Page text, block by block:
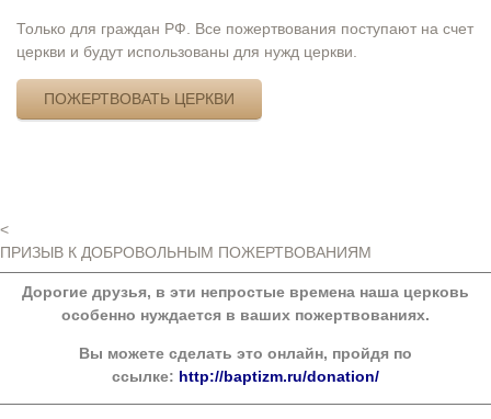
Только для граждан РФ. Все пожертвования поступают на счет
церкви и будут использованы для нужд церкви.
ПОЖЕРТВОВАТЬ ЦЕРКВИ
<
ПРИЗЫВ К ДОБРОВОЛЬНЫМ ПОЖЕРТВОВАНИЯМ
Дорогие друзья, в эти непростые времена наша церковь
особенно нуждается в ваших пожертвованиях.
Вы можете сделать это онлайн, пройдя по
ссылке: http://baptizm.ru/donation/